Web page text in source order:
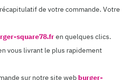
de votre commande. Votre
square78.fren quelques clics.
vous livrant le plus rapidement
sur notre site web burger-